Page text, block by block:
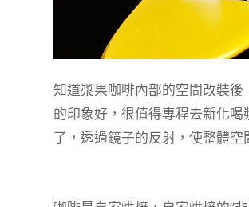
知道漿果咖啡內部的空間改裝
的印象好，很值得專程去新化喝
了，透過鏡子的反射，使整體